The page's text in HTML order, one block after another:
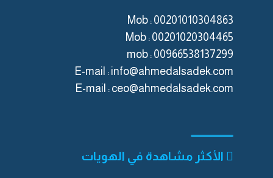
Mob : 00201010304863
Mob : 00201020304465
mob : ‎00966538137299
E-mail : info@ahmedalsadek.com
E-mail : ceo@ahmedalsadek.com
الأكثر مشاهدة في الهويات